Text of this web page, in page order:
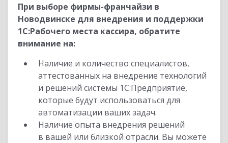
При выборе фирмы-франчайзи в
Новодвинске для внедрения и поддержки
1С:Рабочего места кассира, обратите
внимание на:
Наличие и количество специалистов,
аттестованных на внедрение технологий
и решений системы 1С:Предприятие,
которые будут использоваться для
автоматизации ваших задач.
Наличие опыта внедрения решений
в вашей или близкой отрасли. Вы можете